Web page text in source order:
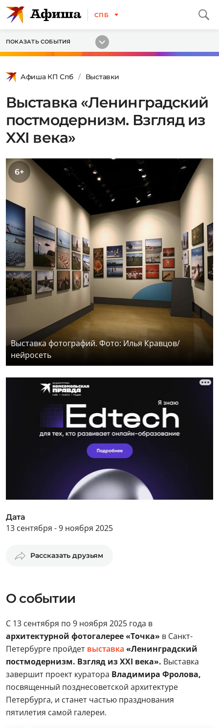
СПБ
ПОКАЗАТЬ СОБЫТИЯ
Афиша КП Спб Выставки
Выставка «Ленинградский
постмодернизм. Взгляд из
XXI века»
6+
Выставка фотографий. Фото: Илья Кравцов/
нейросеть
Дата
13 сентября - 9 ноября 2025
Рассказать друзьям
О событии
С 13 сентября по 9 ноября 2025 года в
архитектурной фотогалерее «Точка» в Санкт-
Петербурге пройдет выставка «Ленинградский
постмодернизм. Взгляд из XXI века». Выставка
завершит проект куратора Владимира Фролова,
посвященный позднесоветской архитектуре
Петербурга, и станет частью празднования
пятилетия самой галереи.